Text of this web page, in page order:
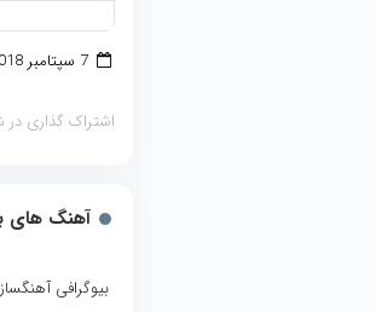
7 سپتامبر 2018
اشتراک گذاری
آهنگ های
بیوگرافی